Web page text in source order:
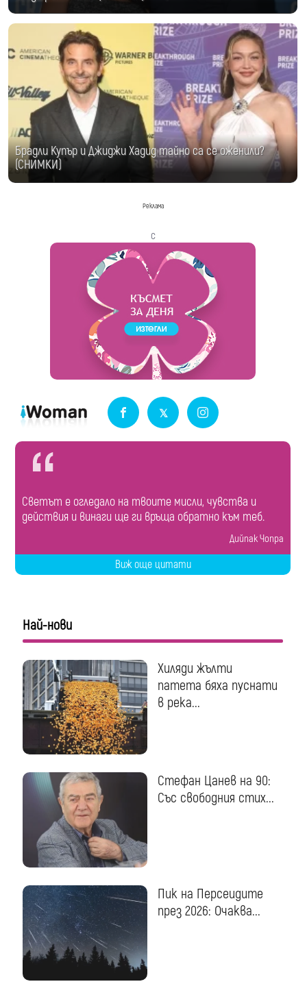
Брадли Купър и Джиджи Хадид тайно са се оженили?
(СНИМКИ)
Реклама
с
Светът е огледало на твоите мисли, чувства и
действия и винаги ще ги връща обратно към теб.
Дийпак Чопра
Виж още цитати
Най-нови
Хиляди жълти
патета бяха пуснати
в река...
Стефан Цанев на 90:
Със свободния стих...
Пик на Персеидите
през 2026: Очаква...